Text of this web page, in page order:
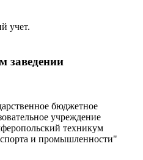
учет.
заведении
бюджетное
учреждение
техникум
и промышленности"